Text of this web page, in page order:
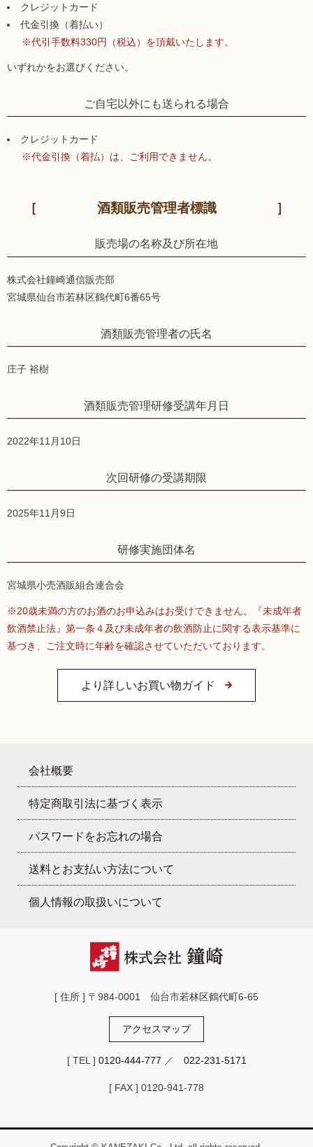
クレジットカード
代金引換（着払い）
※代引手数料330円（税込）を頂戴いたします。
いずれかをお選びください。
ご自宅以外にも送られる場合
クレジットカード
※代金引換（着払）は、ご利用できません。
酒類販売管理者標識
販売場の名称及び所在地
株式会社鐘崎通信販売部
宮城県仙台市若林区鶴代町6番65号
酒類販売管理者の氏名
庄子 裕樹
酒類販売管理研修受講年月日
2022年11月10日
次回研修の受講期限
2025年11月9日
研修実施団体名
宮城県小売酒販組合連合会
※20歳未満の方のお酒のお申込みはお受けできません。『未成年者
飲酒禁止法』第一条４及び未成年者の飲酒防止に関する表示基準に
基づき、ご注文時に年齢を確認させていただいております。
より詳しいお買い物ガイド
会社概要
特定商取引法に基づく表示
パスワードをお忘れの場合
送料とお支払い方法について
個人情報の取扱いについて
[ 住所 ] 〒984-0001 仙台市若林区鶴代町6-65
アクセスマップ
[ TEL ] 0120-444-777 ／ 022-231-5171
[ FAX ] 0120-941-778